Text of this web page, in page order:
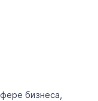
бизнеса,